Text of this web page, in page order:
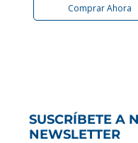
Comprar Ahora
SUSCRÍBETE A
NEWSLETTER